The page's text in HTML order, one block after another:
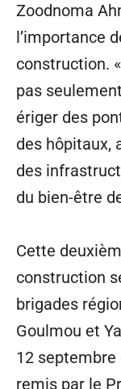
Zoodnoma
l’importance
construction.
pas
ériger des
des hôpitaux,
des
du bien-être
Cette
construction
brigades
Goulmou et
12 septembre
remis par le